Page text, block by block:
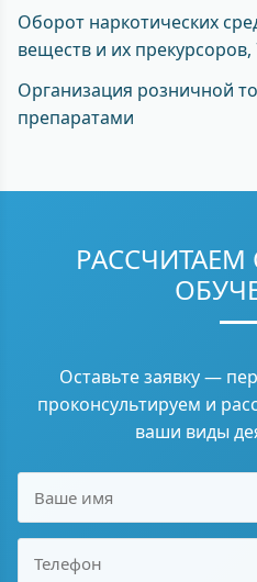
Оборот наркотических
веществ и их прекурсоров,
Организация розничной
препаратами
Оставьте заявку —
проконсультируем и
ваши виды